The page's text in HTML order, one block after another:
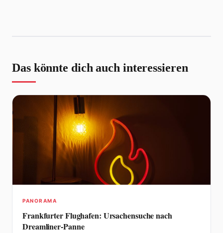
Das könnte dich auch interessieren
PANORAMA
Frankfurter Flughafen: Ursachensuche nach
Dreamliner-Panne